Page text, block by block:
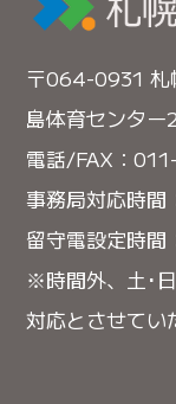
〒064-0931 札
島体育センター
電話/FAX：
事務局対応時
留守電設定時
※時間外、土･
対応とさせてい